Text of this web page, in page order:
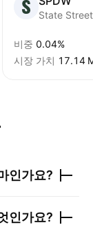
비중 0.04%
시장 가치 ‪17.14
인가요?
인가요?